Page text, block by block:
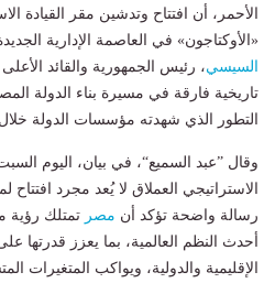
الأحمر، أن افتتاح وتدشين مقر القيادة
«الأوكتاجون» في العاصمة الإدارية
السيسي، رئيس الجمهورية والقائد
تاريخية فارقة في مسيرة بناء الدولة
التطور الذي شهدته مؤسسات الدولة
وقال ”عبد السميع“، في بيان، اليوم
الاستراتيجي العملاق لا يُعد مجرد
رسالة واضحة تؤكد أن مصر تمتلك رؤية
أحدث النظم العالمية، بما يعزز قدرتها
الإقليمية والدولية، ويواكب المتغيرات